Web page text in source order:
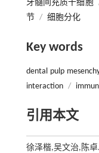
牙髓间充质干细胞
节
/ 细胞分化
Key words
dental pulp
interaction /
引用本文
徐泽楷,吴文治,陈